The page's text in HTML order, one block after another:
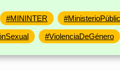
#MININTER
#ViolenciaDeGénero